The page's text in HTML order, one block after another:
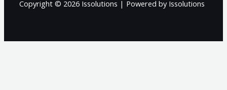
Copyright © 2026 Issolutions | Powered by Issolutions